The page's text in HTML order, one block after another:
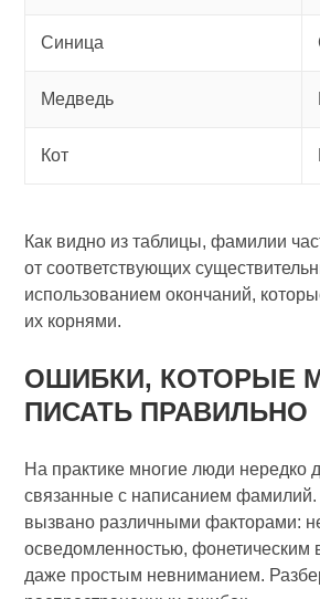
Синица
Медведь
Кот
Как видно из таблицы, фамилии
от соответствующих
использованием окончаний,
их корнями.
ОШИБКИ, КОТОРЫЕ
ПИСАТЬ ПРАВИЛЬНО
На практике многие люди нередко
связанные с написанием
вызвано различными факторами:
осведомленностью, фонетическим
даже простым невниманием.